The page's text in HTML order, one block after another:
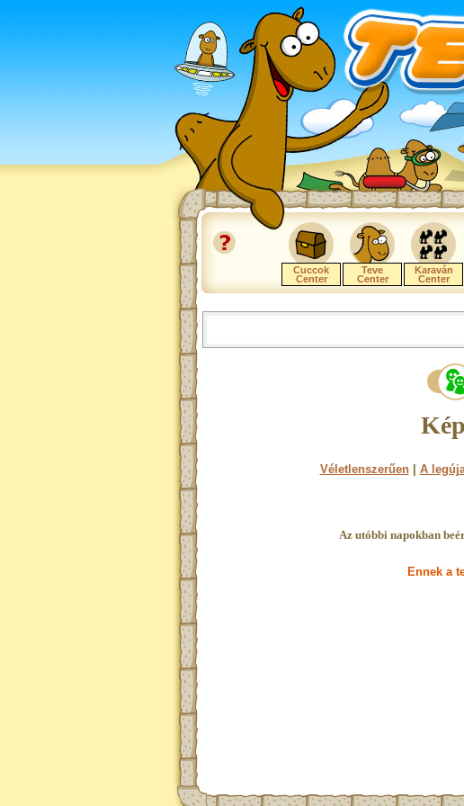
Cuccok
Center
Teve
Center
Karaván
Center
Véletlenszerűen| A
Az utóbbi napokban
Ennek a